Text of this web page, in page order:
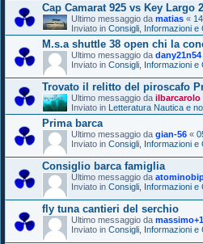
Cap Camarat 925 vs Key Largo
Ultimo messaggio da matias «
Inviato in Consigli, Informazioni e
M.s.a shuttle 38 open chi la
Ultimo messaggio da dany21n54
Inviato in Consigli, Informazioni e
Trovato il relitto del piroscafo
Ultimo messaggio da ilbarcarolo
Inviato in Letteratura Nautica e
Prima barca
Ultimo messaggio da gian-56 «
Inviato in Consigli, Informazioni e
Consiglio barca famiglia
Ultimo messaggio da
Inviato in Consigli, Informazioni e
fly tuna cantieri del serchio
Ultimo messaggio da
Inviato in Consigli, Informazioni e